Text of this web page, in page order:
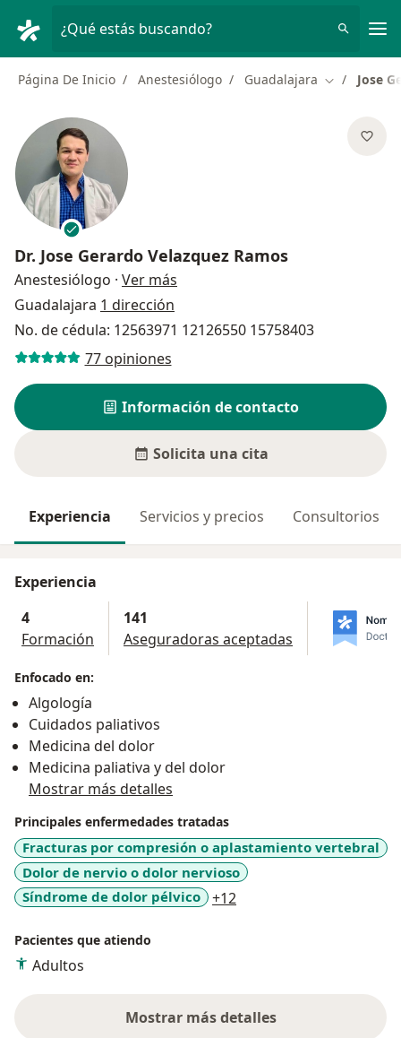
¿Qué estás buscando?
Página De Inicio Anestesiólogo Guadalajara Cambiar de
Jose
Dr. Jose Gerardo Velazquez Ramos
Anestesiólogo · Ver más
Guadalajara 1 dirección
No. de cédula: 12563971 12126550 15758403
77 opiniones
Información de contacto
Solicita una cita
Experiencia Servicios y precios Consultorios
Experiencia
4
Formación
141
Aseguradoras aceptadas
Enfocado en:
Algología
Cuidados paliativos
Medicina del dolor
Medicina paliativa y del dolor
Mostrar más detalles
Principales enfermedades tratadas
Fracturas por compresión o aplastamiento vertebral
Dolor de nervio o dolor nervioso
Síndrome de dolor pélvico
+12
Pacientes que atiendo
Adultos
Mostrar más detalles
sobre la experiencia